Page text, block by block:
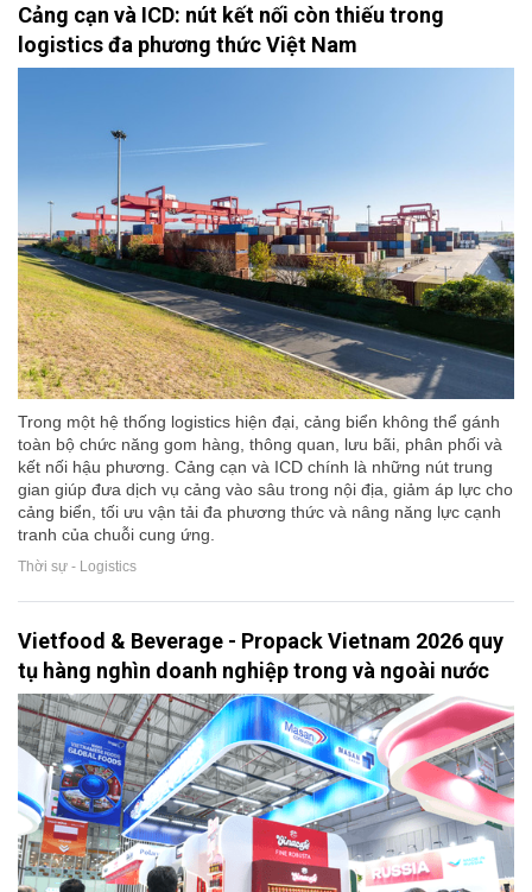
Cảng cạn và ICD: nút kết nối còn thiếu trong
logistics đa phương thức Việt Nam
Trong một hệ thống logistics hiện đại, cảng biển không thể gánh
toàn bộ chức năng gom hàng, thông quan, lưu bãi, phân phối và
kết nối hậu phương. Cảng cạn và ICD chính là những nút trung
gian giúp đưa dịch vụ cảng vào sâu trong nội địa, giảm áp lực cho
cảng biển, tối ưu vận tải đa phương thức và nâng năng lực cạnh
tranh của chuỗi cung ứng.
Thời sự - Logistics
Vietfood & Beverage - Propack Vietnam 2026 quy
tụ hàng nghìn doanh nghiệp trong và ngoài nước